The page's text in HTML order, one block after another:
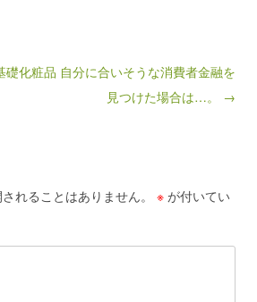
礎化粧品 自分に合いそうな消費者金融を
見つけた場合は…。 →
れることはありません。 ※ が付いてい